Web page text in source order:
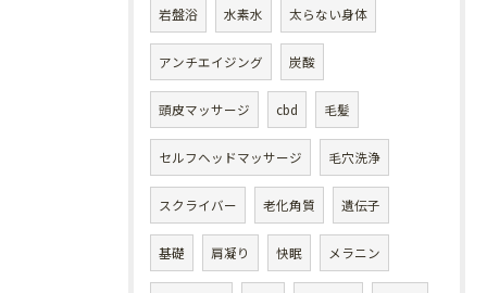
岩盤浴 水素水 太らない身体
アンチエイジング 炭酸
頭皮マッサージ cbd 毛髪
セルフヘッドマッサージ 毛穴洗浄
スクライバー 老化角質 遺伝子
基礎 肩凝り 快眠 メラニン